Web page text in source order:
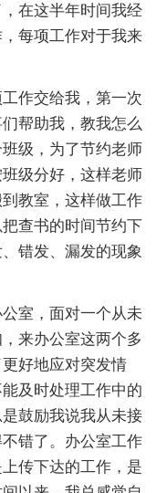
在这半年时间我经
每项工作对于我来
作交给我，第一次
帮助我，教我怎么
级，为了节约老师
级分好，这样老师
教室，这样做工作
查书的时间节约下
错发、漏发的现象
室，面对一个从未
来办公室这两个多
好地应对突发情
及时处理工作中的
鼓励我说我从未接
错了。办公室工作
传下达的工作，是